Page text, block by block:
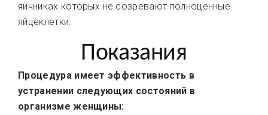
яичниках которых не созревают полноценные
яйцеклетки.
Показания
Процедура имеет эффективность в
устранении следующих состояний в
организме женщины: